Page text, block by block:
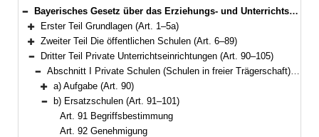
Bereich reduzieren
Bayerisches Gesetz über das Erziehungs- und Unterrichtswesen (BayEUG) in der Fassung der Bekanntmachung vom 31. Mai 2000 (GVBl. S. 414, 632) BayRS 2230-1-1-K (Art. 1–125)
Bereich erweitern
Erster Teil Grundlagen (Art. 1–5a)
Bereich erweitern
Zweiter Teil Die öffentlichen Schulen (Art. 6–89)
Bereich reduzieren
Dritter Teil Private Unterrichtseinrichtungen (Art. 90–105)
Bereich reduzieren
Abschnitt I Private Schulen (Schulen in freier Trägerschaft) (Art. 90–104)
Bereich erweitern
a) Aufgabe (Art. 90)
Bereich reduzieren
b) Ersatzschulen (Art. 91–101)
Art. 91 Begriffsbestimmung
Art. 92 Genehmigung